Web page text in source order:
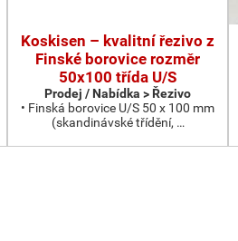
Koskisen – kvalitní řezivo z
Finské borovice rozměr
50x100 třída U/S
Prodej / Nabídka > Řezivo
• Finská borovice U/S 50 x 100 mm
(skandinávské třídění, …